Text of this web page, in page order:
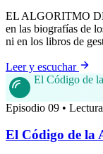
EL ALGORITMO
en las biografías de
ni en los libros de
Leer y escuchar
El Código de
Episodio 09 •
El Código de la